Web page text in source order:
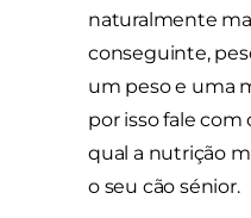
naturalmente
conseguinte,
um peso e uma
por isso fale com
qual a nutrição
o seu cão sénior.